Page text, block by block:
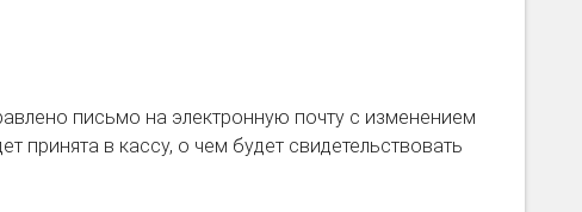
письмо на электронную почту с изменением
принята в кассу, о чем будет свидетельствовать